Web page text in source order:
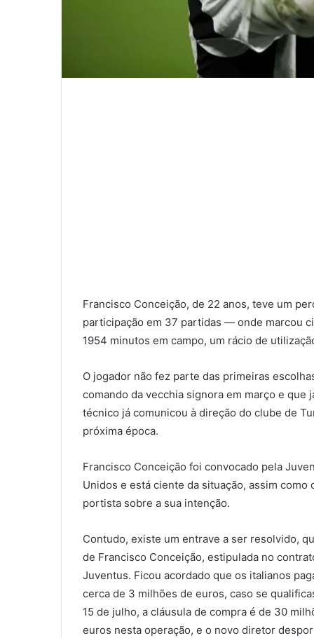
Francisco Conceição, de 22 anos, teve um
participação em 37 partidas — onde marcou
1954 minutos em campo, um rácio de
O jogador não fez parte das primeiras
comando da vecchia signora em março e
técnico já comunicou à direção do clube de
próxima época.
Francisco Conceição foi convocado pela
Unidos e está ciente da situação, assim
portista sobre a sua intenção.
Contudo, existe um entrave a ser resolvido,
de Francisco Conceição, estipulada no
Juventus. Ficou acordado que os italianos
cerca de 3 milhões de euros, caso se
15 de julho, a cláusula de compra é de 30
euros nesta operação, e o novo diretor